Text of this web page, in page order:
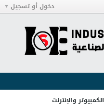
دخول أو تسجيل
الكمبيوتر والإنترنت